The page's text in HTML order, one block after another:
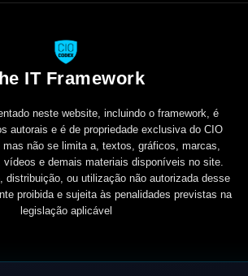
IT Framework
neste website, incluindo o framework, é
autorais e é de propriedade exclusiva do CIO
não se limita a, textos, gráficos, marcas,
vídeos e demais materiais disponíveis no site.
distribuição, ou utilização não autorizada desse
proibida e sujeita às penalidades previstas na
legislação aplicável